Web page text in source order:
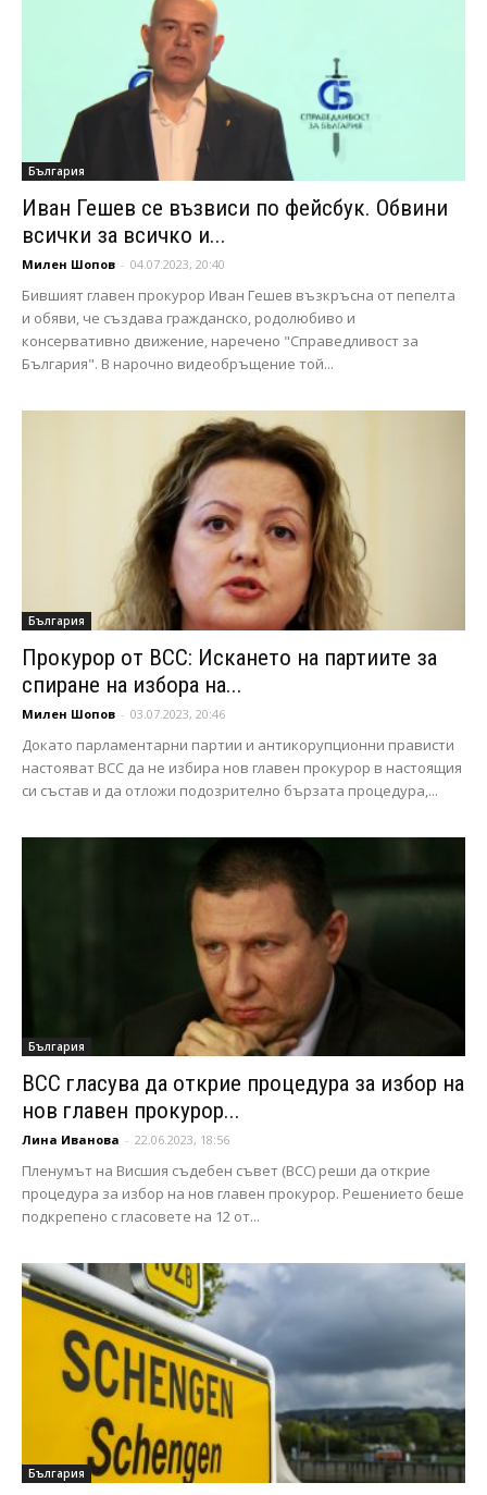
България
Иван Гешев се възвиси по фейсбук. Обвини
всички за всичко и...
Милен Шопов - 04.07.2023, 20:40
Бившият главен прокурор Иван Гешев възкръсна от пепелта
и обяви, че създава гражданско, родолюбиво и
консервативно движение, наречено "Справедливост за
България". В нарочно видеобръщение той...
България
Прокурор от ВСС: Искането на партиите за
спиране на избора на...
Милен Шопов - 03.07.2023, 20:46
Докато парламентарни партии и антикорупционни прависти
настояват ВСС да не избира нов главен прокурор в настоящия
си състав и да отложи подозрително бързата процедура,...
България
ВСС гласува да открие процедура за избор на
нов главен прокурор...
Лина Иванова - 22.06.2023, 18:56
Пленумът на Висшия съдебен съвет (ВСС) реши да открие
процедура за избор на нов главен прокурор. Решението беше
подкрепено с гласовете на 12 от...
България